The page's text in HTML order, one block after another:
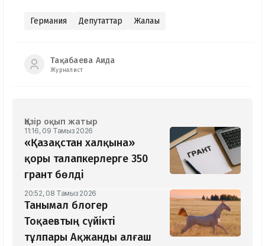
Германия Депутаттар Жалақы
Тақабаева Аида
Журналист
Қазір оқып жатыр
11:16, 09 Тамыз 2026
«Қазақстан халқына»
қоры талапкерлерге 350
грант бөлді
20:52, 08 Тамыз 2026
Танымал блогер
Тоқаевтың сүйікті
тұлпары Ақжанды алғаш